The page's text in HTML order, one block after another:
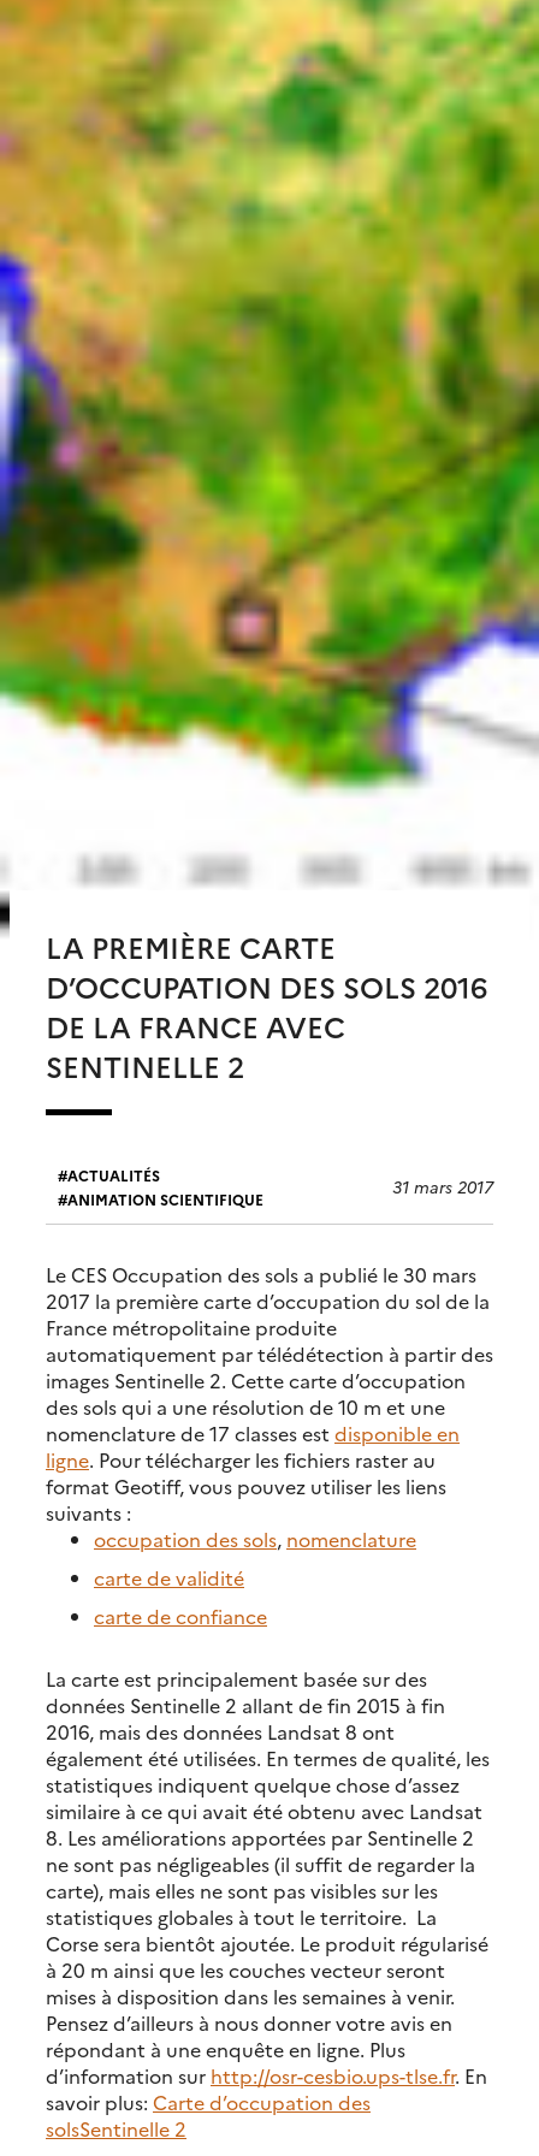
LA PREMIÈRE CARTE
D’OCCUPATION DES SOLS 2016
DE LA FRANCE AVEC
SENTINELLE 2
ACTUALITÉS
ANIMATION SCIENTIFIQUE
31 mars 2017
Le CES Occupation des sols a publié le 30 mars
2017 la première carte d’occupation du sol de la
France métropolitaine produite
automatiquement par télédétection à partir des
images Sentinelle 2. Cette carte d’occupation
des sols qui a une résolution de 10 m et une
nomenclature de 17 classes est disponible en
ligne. Pour télécharger les fichiers raster au
format Geotiff, vous pouvez utiliser les liens
suivants :
occupation des sols, nomenclature
carte de validité
carte de confiance
La carte est principalement basée sur des
données Sentinelle 2 allant de fin 2015 à fin
2016, mais des données Landsat 8 ont
également été utilisées. En termes de qualité, les
statistiques indiquent quelque chose d’assez
similaire à ce qui avait été obtenu avec Landsat
8. Les améliorations apportées par Sentinelle 2
ne sont pas négligeables (il suffit de regarder la
carte), mais elles ne sont pas visibles sur les
statistiques globales à tout le territoire. La
Corse sera bientôt ajoutée. Le produit régularisé
à 20 m ainsi que les couches vecteur seront
mises à disposition dans les semaines à venir.
Pensez d’ailleurs à nous donner votre avis en
répondant à une enquête en ligne. Plus
d’information sur http://osr-cesbio.ups-tlse.fr. En
savoir plus: Carte d’occupation des
solsSentinelle 2